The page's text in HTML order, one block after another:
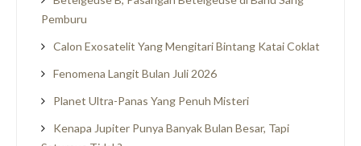
Pemburu
Calon Exosatelit Yang Mengitari Bintang Katai Coklat
Fenomena Langit Bulan Juli 2026
Planet Ultra-Panas Yang Penuh Misteri
Kenapa Jupiter Punya Banyak Bulan Besar, Tapi